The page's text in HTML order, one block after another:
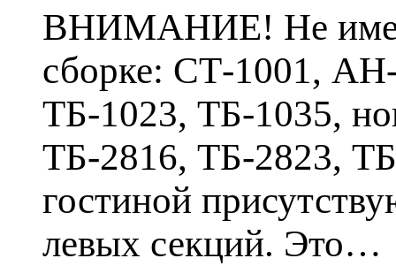
ВНИМАНИЕ! Не
сборке: СТ-1001,
ТБ-1023, ТБ-1035,
ТБ-2816, ТБ-2823,
гостиной
левых секций. Это…